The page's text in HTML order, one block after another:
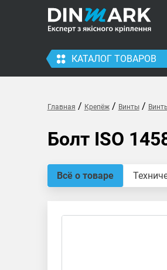
КАТАЛОГ ТОВАРОВ
Главная / Крепёж/ Винты/
Болт ISO
Всё о товаре